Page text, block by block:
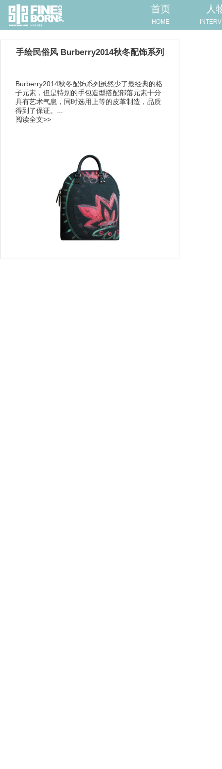
首页
HOME
人
手绘民俗风 Burberry2014秋冬配饰系列
Burberry2014秋冬配饰系列虽然少了最经典的格
子元素，但是特别的手包造型搭配部落元素十分
具有艺术气息，同时选用上等的皮革制造，品质
得到了保证。...
阅读全文>>